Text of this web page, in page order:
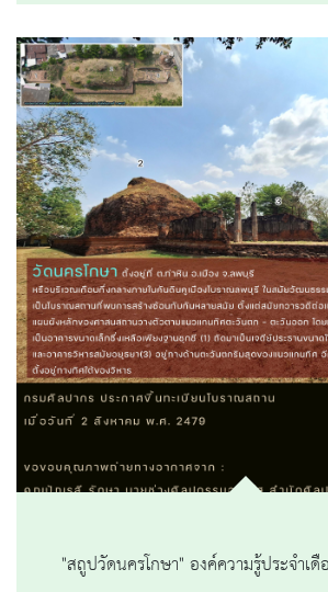
"สถูปวัดนครโกษา" องค์ความรู้ประจำเ